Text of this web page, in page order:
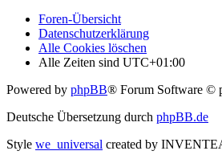
Foren-Übersicht
Datenschutzerklärung
Alle Cookies löschen
Alle Zeiten sind UTC+01:00
Powered by phpBB® Forum Software ©
Deutsche Übersetzung durch phpBB.de
Style we_universal created by